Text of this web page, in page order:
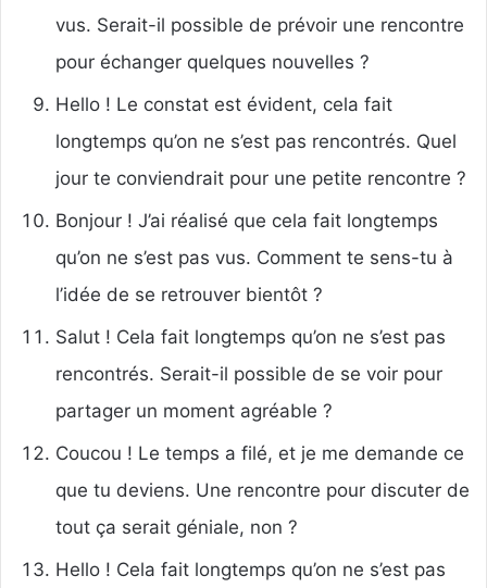
vus. Serait-il possible de prévoir une rencontre
pour échanger quelques nouvelles ?
Hello ! Le constat est évident, cela fait
longtemps qu’on ne s’est pas rencontrés. Quel
jour te conviendrait pour une petite rencontre ?
Bonjour ! J’ai réalisé que cela fait longtemps
qu’on ne s’est pas vus. Comment te sens-tu à
l’idée de se retrouver bientôt ?
Salut ! Cela fait longtemps qu’on ne s’est pas
rencontrés. Serait-il possible de se voir pour
partager un moment agréable ?
Coucou ! Le temps a filé, et je me demande ce
que tu deviens. Une rencontre pour discuter de
tout ça serait géniale, non ?
Hello ! Cela fait longtemps qu’on ne s’est pas